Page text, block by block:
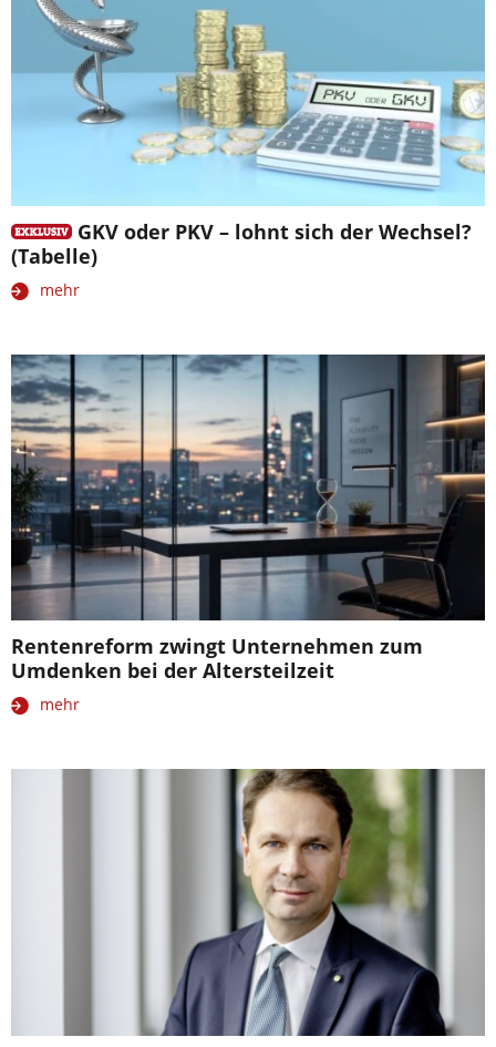
GKV oder PKV – lohnt sich der Wechsel?
(Tabelle)
mehr
Rentenreform zwingt Unternehmen zum
Umdenken bei der Altersteilzeit
mehr